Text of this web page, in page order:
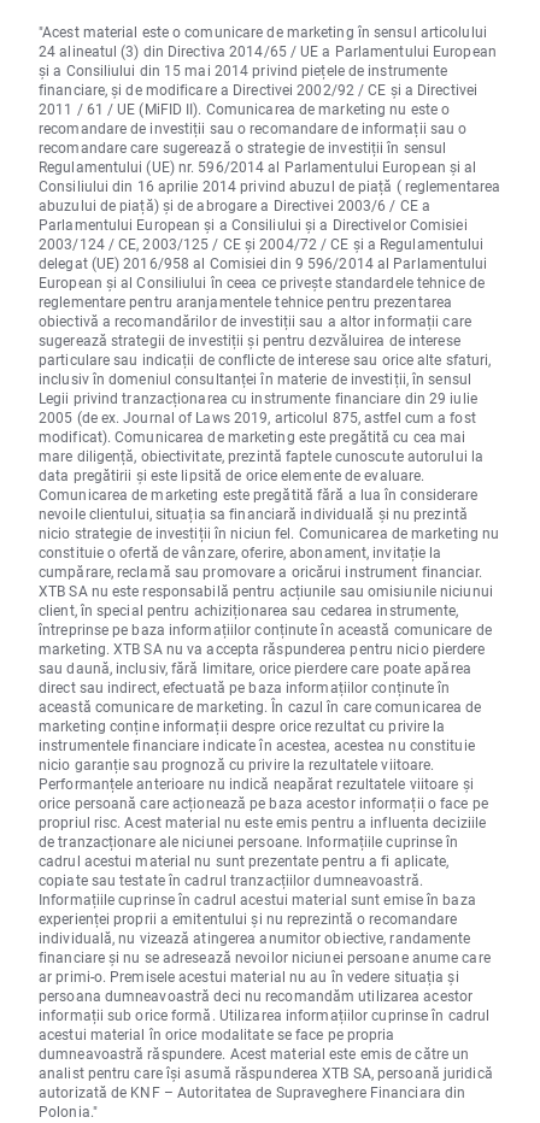
"Acest material este o comunicare de marketing în sensul articolului
24 alineatul (3) din Directiva 2014/65 / UE a Parlamentului European
și a Consiliului din 15 mai 2014 privind piețele de instrumente
financiare, și de modificare a Directivei 2002/92 / CE și a Directivei
2011 / 61 / UE (MiFID II). Comunicarea de marketing nu este o
recomandare de investiții sau o recomandare de informații sau o
recomandare care sugerează o strategie de investiții în sensul
Regulamentului (UE) nr. 596/2014 al Parlamentului European și al
Consiliului din 16 aprilie 2014 privind abuzul de piață ( reglementarea
abuzului de piață) și de abrogare a Directivei 2003/6 / CE a
Parlamentului European și a Consiliului și a Directivelor Comisiei
2003/124 / CE, 2003/125 / CE și 2004/72 / CE și a Regulamentului
delegat (UE) 2016/958 al Comisiei din 9 596/2014 al Parlamentului
European și al Consiliului în ceea ce privește standardele tehnice de
reglementare pentru aranjamentele tehnice pentru prezentarea
obiectivă a recomandărilor de investiții sau a altor informații care
sugerează strategii de investiții și pentru dezvăluirea de interese
particulare sau indicații de conflicte de interese sau orice alte sfaturi,
inclusiv în domeniul consultanței în materie de investiții, în sensul
Legii privind tranzacționarea cu instrumente financiare din 29 iulie
2005 (de ex. Journal of Laws 2019, articolul 875, astfel cum a fost
modificat). Comunicarea de marketing este pregătită cu cea mai
mare diligență, obiectivitate, prezintă faptele cunoscute autorului la
data pregătirii și este lipsită de orice elemente de evaluare.
Comunicarea de marketing este pregătită fără a lua în considerare
nevoile clientului, situația sa financiară individuală și nu prezintă
nicio strategie de investiții în niciun fel. Comunicarea de marketing nu
constituie o ofertă de vânzare, oferire, abonament, invitație la
cumpărare, reclamă sau promovare a oricărui instrument financiar.
XTB SA nu este responsabilă pentru acțiunile sau omisiunile niciunui
client, în special pentru achiziționarea sau cedarea instrumente,
întreprinse pe baza informațiilor conținute în această comunicare de
marketing. XTB SA nu va accepta răspunderea pentru nicio pierdere
sau daună, inclusiv, fără limitare, orice pierdere care poate apărea
direct sau indirect, efectuată pe baza informațiilor conținute în
această comunicare de marketing. În cazul în care comunicarea de
marketing conține informații despre orice rezultat cu privire la
instrumentele financiare indicate în acestea, acestea nu constituie
nicio garanție sau prognoză cu privire la rezultatele viitoare.
Performanțele anterioare nu indică neapărat rezultatele viitoare și
orice persoană care acționează pe baza acestor informații o face pe
propriul risc. Acest material nu este emis pentru a influenta deciziile
de tranzacționare ale niciunei persoane. Informațiile cuprinse în
cadrul acestui material nu sunt prezentate pentru a fi aplicate,
copiate sau testate în cadrul tranzacțiilor dumneavoastră.
Informațiile cuprinse în cadrul acestui material sunt emise în baza
experienței proprii a emitentului și nu reprezintă o recomandare
individuală, nu vizează atingerea anumitor obiective, randamente
financiare și nu se adresează nevoilor niciunei persoane anume care
ar primi-o. Premisele acestui material nu au în vedere situația și
persoana dumneavoastră deci nu recomandăm utilizarea acestor
informații sub orice formă. Utilizarea informațiilor cuprinse în cadrul
acestui material în orice modalitate se face pe propria
dumneavoastră răspundere. Acest material este emis de către un
analist pentru care își asumă răspunderea XTB SA, persoană juridică
autorizată de KNF – Autoritatea de Supraveghere Financiara din
Polonia."